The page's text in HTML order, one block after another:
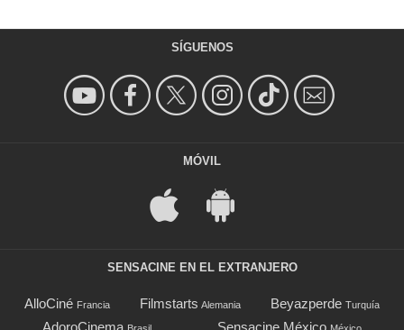
SÍGUENOS
MÓVIL
SENSACINE EN EL EXTRANJERO
AlloCiné Francia Filmstarts Alemania Beyazperde Turquía